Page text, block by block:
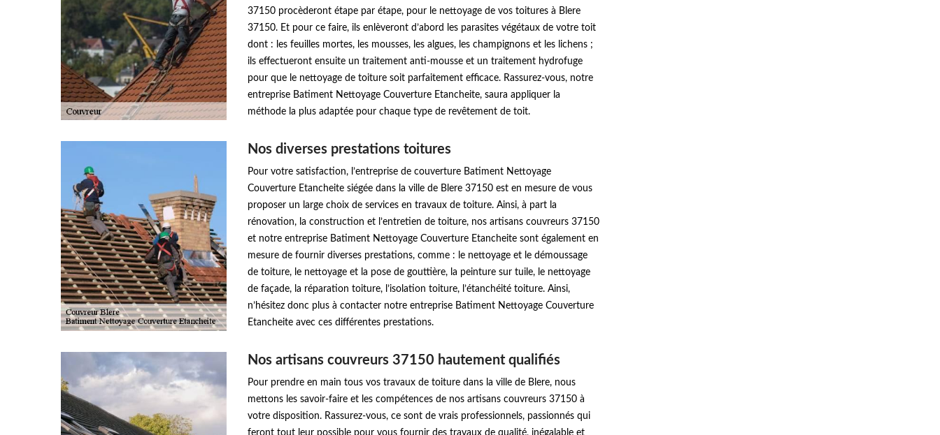
37150 procèderont étape par étape, pour le nettoyage de vos toitures à Blere
37150. Et pour ce faire, ils enlèveront d’abord les parasites végétaux de votre toit
dont : les feuilles mortes, les mousses, les algues, les champignons et les lichens ;
ils effectueront ensuite un traitement anti-mousse et un traitement hydrofuge
pour que le nettoyage de toiture soit parfaitement efficace. Rassurez-vous, notre
entreprise Batiment Nettoyage Couverture Etancheite, saura appliquer la
méthode la plus adaptée pour chaque type de revêtement de toit.
Nos diverses prestations toitures
Pour votre satisfaction, l’entreprise de couverture Batiment Nettoyage
Couverture Etancheite siégée dans la ville de Blere 37150 est en mesure de vous
proposer un large choix de services en travaux de toiture. Ainsi, à part la
rénovation, la construction et l’entretien de toiture, nos artisans couvreurs 37150
et notre entreprise Batiment Nettoyage Couverture Etancheite sont également en
mesure de fournir diverses prestations, comme : le nettoyage et le démoussage
de toiture, le nettoyage et la pose de gouttière, la peinture sur tuile, le nettoyage
de façade, la réparation toiture, l’isolation toiture, l’étanchéité toiture. Ainsi,
n’hésitez donc plus à contacter notre entreprise Batiment Nettoyage Couverture
Etancheite avec ces différentes prestations.
Nos artisans couvreurs 37150 hautement qualifiés
Pour prendre en main tous vos travaux de toiture dans la ville de Blere, nous
mettons les savoir-faire et les compétences de nos artisans couvreurs 37150 à
votre disposition. Rassurez-vous, ce sont de vrais professionnels, passionnés qui
feront tout leur possible pour vous fournir des travaux de qualité, inégalable et